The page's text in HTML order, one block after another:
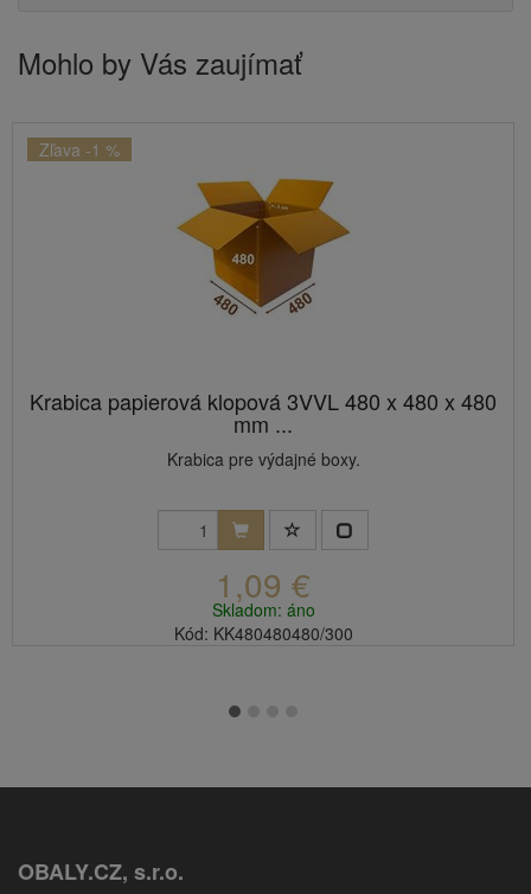
Mohlo by Vás zaujímať
Zľava -1 %
Krabica papierová klopová 3VVL 480 x 480 x 480
mm ...
Krabica pre výdajné boxy.
1,09 €
Skladom: áno
Kód: KK480480480/300
OBALY.CZ, s.r.o.